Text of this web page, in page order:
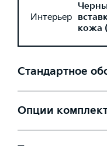
Интерьер
кожа
Стандартное
Опции